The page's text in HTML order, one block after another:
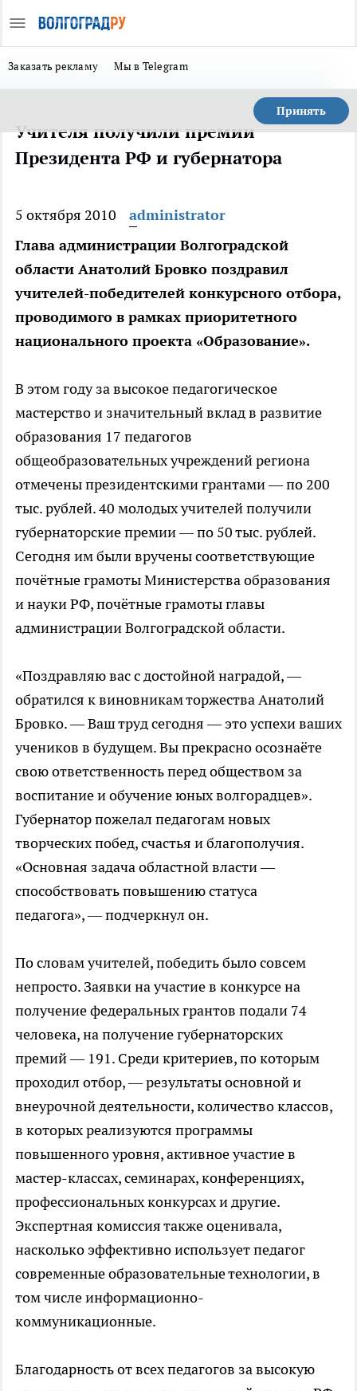
Заказать рекламу Мы в Telegram
Принять
Учителя получили премии
Президента РФ и губернатора
5 октября 2010
administrator
Глава администрации Волгоградской
области Анатолий Бровко поздравил
учителей-победителей конкурсного отбора,
проводимого в рамках приоритетного
национального проекта «Образование».
В этом году за высокое педагогическое
мастерство и значительный вклад в развитие
образования 17 педагогов
общеобразовательных учреждений региона
отмечены президентскими грантами — по 200
тыс. рублей. 40 молодых учителей получили
губернаторские премии — по 50 тыс. рублей.
Сегодня им были вручены соответствующие
почётные грамоты Министерства образования
и науки РФ, почётные грамоты главы
администрации Волгоградской области.
«Поздравляю вас с достойной наградой, —
обратился к виновникам торжества Анатолий
Бровко. — Ваш труд сегодня — это успехи ваших
учеников в будущем. Вы прекрасно осознаёте
свою ответственность перед обществом за
воспитание и обучение юных волгорадцев».
Губернатор пожелал педагогам новых
творческих побед, счастья и благополучия.
«Основная задача областной власти —
способствовать повышению статуса
педагога», — подчеркнул он.
По словам учителей, победить было совсем
непросто. Заявки на участие в конкурсе на
получение федеральных грантов подали 74
человека, на получение губернаторских
премий — 191. Среди критериев, по которым
проходил отбор, — результаты основной и
внеурочной деятельности, количество классов,
в которых реализуются программы
повышенного уровня, активное участие в
мастер-классах, семинарах, конференциях,
профессиональных конкурсах и другие.
Экспертная комиссия также оценивала,
насколько эффективно использует педагог
современные образовательные технологии, в
том числе информационно-
коммуникационные.
Благодарность от всех педагогов за высокую